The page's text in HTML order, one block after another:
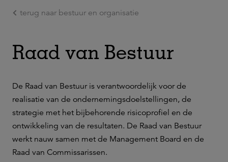
Ga naar de hoofdinhoud
terug naar bestuur en organisatie
Raad van Bestuur
De Raad van Bestuur is verantwoordelijk voor de
realisatie van de ondernemingsdoelstellingen, de
strategie met het bijbehorende risicoprofiel en de
ontwikkeling van de resultaten. De Raad van Bestuur
werkt nauw samen met de Management Board en de
Raad van Commissarissen.